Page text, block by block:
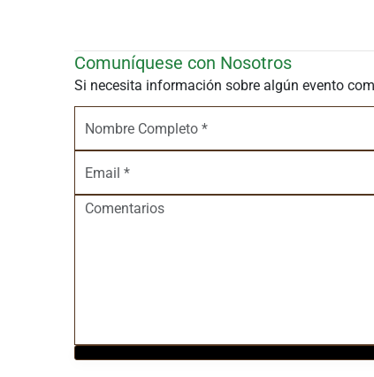
Comuníquese con Nosotros
Si necesita información sobre algún evento